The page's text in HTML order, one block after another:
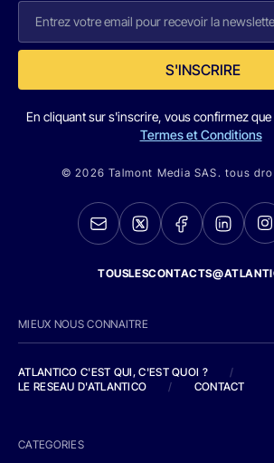
S'INSCRIRE
En cliquant sur s'inscrire, vous confirmez
Termes et Conditions
© 2026 Talmont Media SAS. tous
MIEUX NOUS CONNAITRE
ATLANTICO C'EST QUI, C'EST QUOI ?
/
LE RESEAU D'ATLANTICO
/ CONTACT
CATEGORIES